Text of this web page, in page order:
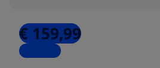
€ 159,99
3 winkels